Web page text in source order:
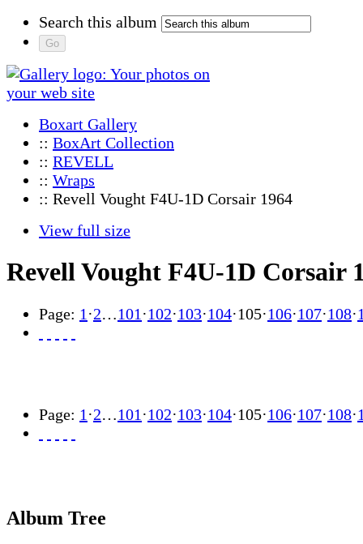
Search this album
Boxart Gallery
:: BoxArt Collection
:: REVELL
:: Wraps
:: Revell Vought F4U-1D Corsair 1964
View full size
Revell Vought F4U-1D Corsair
Page: 1 ·2…101 ·102·103·104·105·106·107·108·
Page: 1 ·2…101 ·102·103·104·105·106·107·108·
Album Tree